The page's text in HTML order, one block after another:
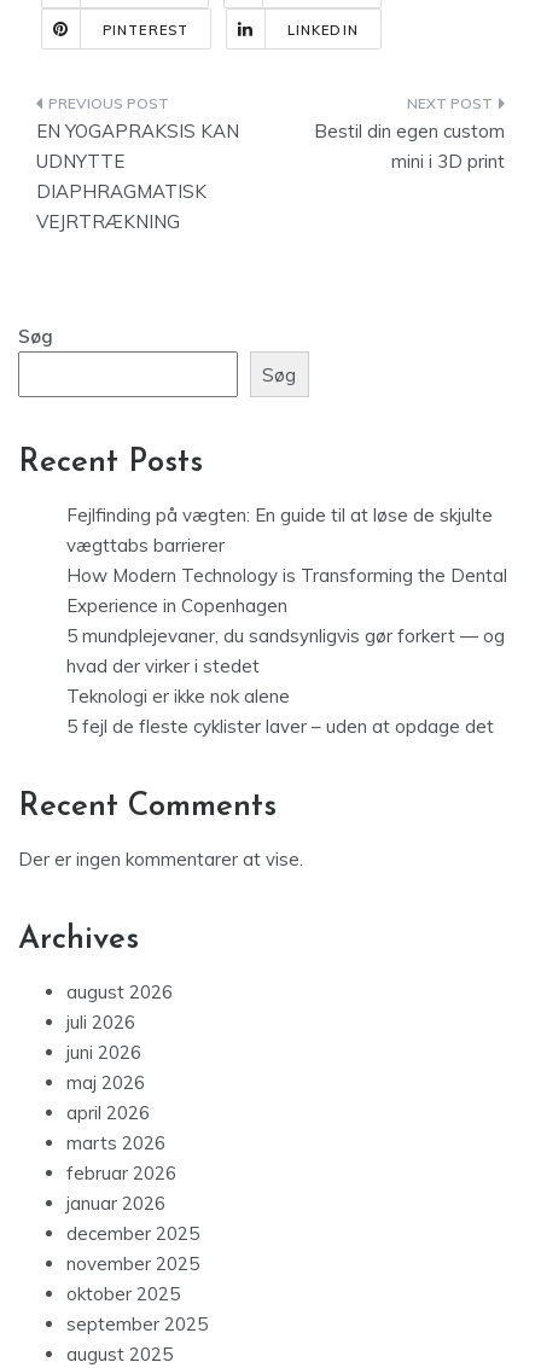
PINTEREST LINKEDIN
Indlægsnavigation
EN YOGAPRAKSIS KAN
UDNYTTE
DIAPHRAGMATISK
VEJRTRÆKNING
Bestil din egen custom
mini i 3D print
Søg
Søg
Recent Posts
Fejlfinding på vægten: En guide til at løse de skjulte
vægttabs barrierer
How Modern Technology is Transforming the Dental
Experience in Copenhagen
5 mundplejevaner, du sandsynligvis gør forkert — og
hvad der virker i stedet
Teknologi er ikke nok alene
5 fejl de fleste cyklister laver – uden at opdage det
Recent Comments
Der er ingen kommentarer at vise.
Archives
august 2026
juli 2026
juni 2026
maj 2026
april 2026
marts 2026
februar 2026
januar 2026
december 2025
november 2025
oktober 2025
september 2025
august 2025